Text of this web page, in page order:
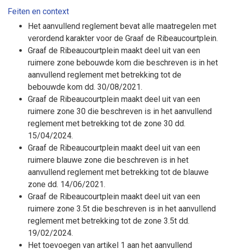
Feiten en context
Het aanvullend reglement bevat alle maatregelen met
verordend karakter voor de Graaf de Ribeaucourtplein.
Graaf de Ribeaucourtplein maakt deel uit van een
ruimere zone bebouwde kom die beschreven is in het
aanvullend reglement met betrekking tot de
bebouwde kom dd. 30/08/2021.
Graaf de Ribeaucourtplein maakt deel uit van een
ruimere zone 30 die beschreven is in het aanvullend
reglement met betrekking tot de zone 30 dd.
15/04/2024.
Graaf de Ribeaucourtplein maakt deel uit van een
ruimere blauwe zone die beschreven is in het
aanvullend reglement met betrekking tot de blauwe
zone dd. 14/06/2021.
Graaf de Ribeaucourtplein maakt deel uit van een
ruimere zone 3.5t die beschreven is in het aanvullend
reglement met betrekking tot de zone 3.5t dd.
19/02/2024.
Het toevoegen van artikel 1 aan het aanvullend